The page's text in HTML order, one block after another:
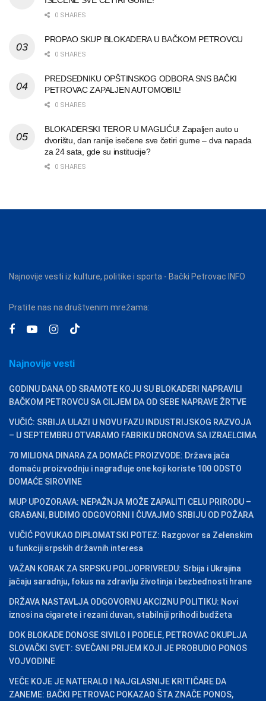
0 SHARES
PROPAO SKUP BLOKADERA U BAČKOM PETROVCU
0 SHARES
PREDSEDNIKU OPŠTINSKOG ODBORA SNS BAČKI
PETROVAC ZAPALJEN AUTOMOBIL!
0 SHARES
BLOKADERSKI TEROR U MAGLIĆU! Zapaljen auto u
dvorištu, dan ranije isečene sve četiri gume – dva napada
za 24 sata, gde su institucije?
0 SHARES
Najnovije vesti iz kulture, politike i sporta - Bački Petrovac INFO
Pratite nas na društvenim mrežama:
Najnovije vesti
GODINU DANA OD SRAMOTE KOJU SU BLOKADERI NAPRAVILI
BAČKOM PETROVCU SA CILJEM DA OD SEBE NAPRAVE ŽRTVE
VUČIĆ: SRBIJA ULAZI U NOVU FAZU INDUSTRIJSKOG RAZVOJA
– U SEPTEMBRU OTVARAMO FABRIKU DRONOVA SA IZRAELCIMA
70 MILIONA DINARA ZA DOMAĆE PROIZVODE: Država jača
domaću proizvodnju i nagrađuje one koji koriste 100 ODSTO
DOMAĆE SIROVINE
MUP UPOZORAVA: NEPAŽNJA MOŽE ZAPALITI CELU PRIRODU –
GRAĐANI, BUDIMO ODGOVORNI I ČUVAJMO SRBIJU OD POŽARA
VUČIĆ POVUKAO DIPLOMATSKI POTEZ: Razgovor sa Zelenskim
u funkciji srpskih državnih interesa
VAŽAN KORAK ZA SRPSKU POLJOPRIVREDU: Srbija i Ukrajina
jačaju saradnju, fokus na zdravlju životinja i bezbednosti hrane
DRŽAVA NASTAVLJA ODGOVORNU AKCIZNU POLITIKU: Novi
iznosi na cigarete i rezani duvan, stabilniji prihodi budžeta
DOK BLOKADE DONOSE SIVILO I PODELE, PETROVAC OKUPLJA
SLOVAČKI SVET: SVEČANI PRIJEM KOJI JE PROBUDIO PONOS
VOJVODINE
VEČE KOJE JE NATERALO I NAJGLASNIJE KRITIČARE DA
ZANEME: BAČKI PETROVAC POKAZAO ŠTA ZNAČE PONOS,